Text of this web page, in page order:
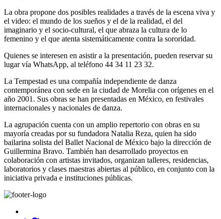
La obra propone dos posibles realidades a través de la escena viva y
el video: el mundo de los sueños y el de la realidad, el del
imaginario y el socio-cultural, el que abraza la cultura de lo
femenino y el que atenta sistemáticamente contra la sororidad.
Quienes se interesen en asistir a la presentación, pueden reservar su
lugar vía WhatsApp, al teléfono 44 34 11 23 32.
La Tempestad es una compañía independiente de danza
contemporánea con sede en la ciudad de Morelia con orígenes en el
año 2001. Sus obras se han presentadas en México, en festivales
internacionales y nacionales de danza.
La agrupación cuenta con un amplio repertorio con obras en su
mayoría creadas por su fundadora Natalia Reza, quien ha sido
bailarina solista del Ballet Nacional de México bajo la dirección de
Guillermina Bravo. También han desarrollado proyectos en
colaboración con artistas invitados, organizan talleres, residencias,
laboratorios y clases maestras abiertas al público, en conjunto con la
iniciativa privada e instituciones públicas.